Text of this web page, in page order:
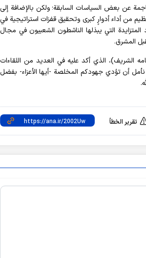
عن بعض السياسات السابقة؛ ولكن بالإضافة إلى
من أداء أدوارٍ كبرى وتحقیق قفزات استراتيجية في
التي يبذلها الناشطون الشعبيون في مجال
المشرق.
الشريف)، الذي أكد عليه في العديد من اللقاءات
نأمل أن تؤدي جهودكم المخلصة -أيها الأعزاء- بفضل
تقرير الخطأ